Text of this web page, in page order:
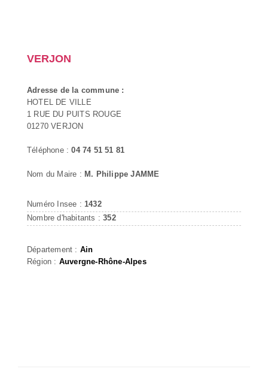
VERJON
Adresse de la commune :
HOTEL DE VILLE
1 RUE DU PUITS ROUGE
01270 VERJON
Téléphone :04 74 51 51 81
Nom du Maire : M. Philippe JAMME
Numéro Insee : 1432
Nombre d'habitants :352
Département : Ain
Région : Auvergne-Rhône-Alpes